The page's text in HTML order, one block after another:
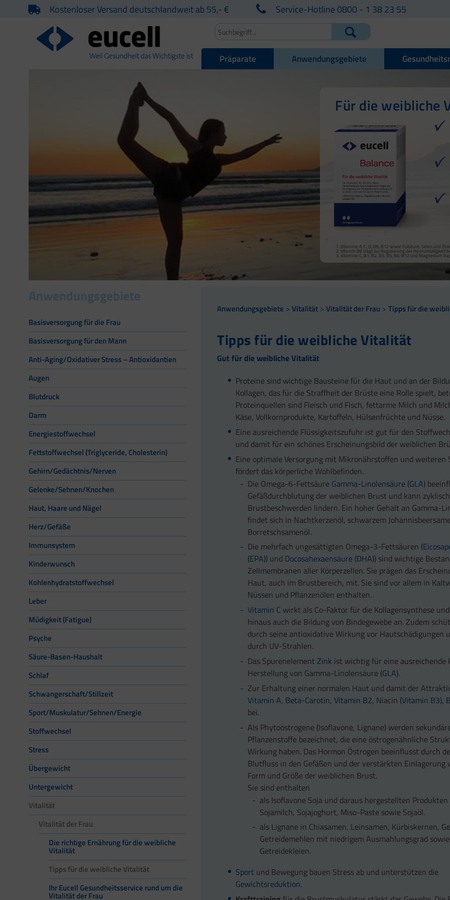
Kostenloser Versand deutschlandweit ab 55,- € Service-Hotline 0800 - 1 38 23 55
Präparate Anwendungsgebiete
Für die weibliche
Vitamine A, C, D, B6, B12 sowie Folsäure, Selen und
Vitamin B6 trägt zur Regulierung der Hormontätigkeit
Vitamine C, B1, B2, B3, B5, B6, B12 und Magnesium
Für den
Vitamine C, B1, B2, B3, B5, B6, B12, Biotin,
Vitamine C, B2, B3, B5, B6, B12 und Magnesium
Anwendungsgebiete
Basisversorgung für die Frau
Basisversorgung für den Mann
Anti-Aging/Oxidativer Stress – Antioxidantien
Augen
Blutdruck
Darm
Energiestoffwechsel
Fettstoffwechsel (Triglyceride, Cholesterin)
Gehirn/Gedächtnis/Nerven
Gelenke/Sehnen/Knochen
Haut, Haare und Nägel
Herz/Gefäße
Immunsystem
Kinderwunsch
Kohlenhydratstoffwechsel
Leber
Müdigkeit (Fatigue)
Psyche
Säure-Basen-Haushalt
Schlaf
Schwangerschaft/Stillzeit
Sport/Muskulatur/Sehnen/Energie
Stoffwechsel
Stress
Übergewicht
Untergewicht
Vitalität
Vitalität der Frau
Die richtige Ernährung für die weibliche
Vitalität
Tipps für die weibliche Vitalität
Ihr Eucell Gesundheitsservice rund um die
Vitalität der Frau
Anwendungsgebiete Vitalität Vitalität der Frau Tipps für die
Tipps für die weibliche Vitalität
Gut für die weibliche Vitalität
Proteine sind wichtige Bausteine für die Haut und an der
Kollagen, das für die Straffheit der Brüste eine Rolle spielt,
Proteinquellen sind Fleisch und Fisch, fettarme Milch und
Käse, Vollkornprodukte, Kartoffeln, Hülsenfrüchte und Nüsse.
Eine ausreichende Flüssigkeitszufuhr ist gut für den
und damit für ein schönes Erscheinungsbild der weiblichen
Eine optimale Versorgung mit Mikronährstoffen und weiteren
fördert das körperliche Wohlbefinden.
Die Omega-6-Fettsäure Gamma-Linolensäure (GLA)
Gefäßdurchblutung der weiblichen Brust und kann
Brustbeschwerden lindern. Ein hoher Gehalt an Gamma-
findet sich in Nachtkerzenöl, schwarzem
Borretschsamenöl.
Die mehrfach ungesättigten Omega-3-Fettsäuren (
(EPA)) und Docosahexaensäure (DHA)) sind wichtige
Zellmembranen aller Körperzellen. Sie prägen das
Haut, auch im Brustbereich, mit. Sie sind vor allem in
Nüssen und Pflanzenölen enthalten.
Vitamin C wirkt als Co-Faktor für die Kollagensynthese
hinaus auch die Bildung von Bindegewebe an. Zudem
durch seine antioxidative Wirkung vor Hautschädigungen
durch UV-Strahlen.
Das Spurenelement Zink ist wichtig für eine ausreichende
Herstellung von Gamma-Linolensäure (GLA).
Zur Erhaltung einer normalen Haut und damit der
Vitamin A, Beta-Carotin,Vitamin B2, Niacin (Vitamin B3),
bei.
Als Phytoöstrogene (Isoflavone, Lignane) werden
Pflanzenstoffe bezeichnet, die eine östrogenähnliche
Wirkung haben. Das Hormon Östrogen beeinflusst durch
Blutfluss in den Gefäßen und der verstärkten Einlagerung
Form und Größe der weiblichen Brust.
Sie sind enthalten
als Isoflavone Soja und daraus hergestellten Produkten
Sojamilch, Sojajoghurt, Miso-Paste sowie Sojaöl.
als Lignane in Chiasamen, Leinsamen, Kürbiskernen,
Getreidemehlen mit niedrigem Ausmahlungsgrad sowie
Getreidekleien.
Sport und Bewegung bauen Stress ab und unterstützen die
Gewichtsreduktion.